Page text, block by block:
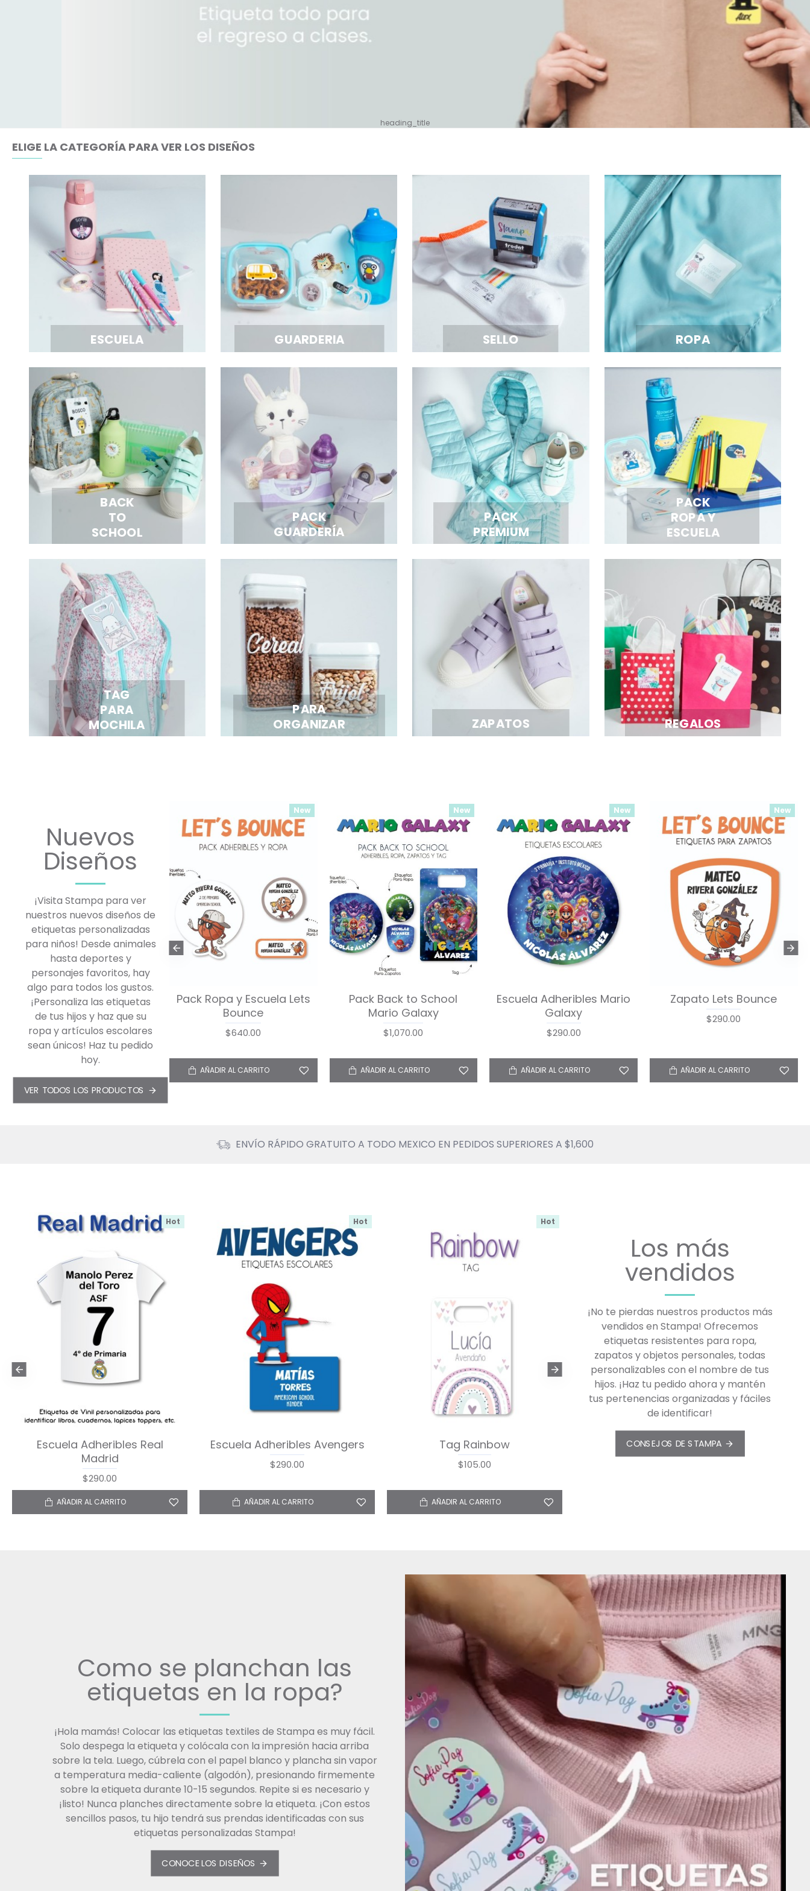
heading_title
ELIGE LA CATEGORÍA PARA VER LOS DISEÑOS
ESCUELA GUARDERIA SELLO ROPA
BACK
TO
SCHOOL
PACK
GUARDERÍA
PACK
PREMIUM
PACK
ROPA Y
ESCUELA
TAG
PARA
MOCHILA
PARA
ORGANIZAR
ZAPATOS REGALOS
Nuevos
Diseños
¡Visita Stampa para ver
nuestros nuevos diseños de
etiquetas personalizadas
para niños! Desde animales
hasta deportes y
personajes favoritos, hay
algo para todos los gustos.
¡Personaliza las etiquetas
de tus hijos y haz que su
ropa y artículos escolares
sean únicos! Haz tu pedido
hoy.
VER TODOS LOS PRODUCTOS
Pack Back to School
Mario Galaxy
$1,070.00
New
Escuela Adheribles Mario
Galaxy
$290.00
AÑADIR AL CARRITO
New
Zapato Lets Bounce
$290.00
AÑADIR AL CARRITO
New
Ropa STICK & GO Lets
Bounce
$420.00
AÑADIR AL CARRITO
New
Pack Premium Ropa,
Zapatos y Escuela Mario
Galaxy
AÑADIR AL CARRITO
ENVÍO RÁPIDO GRATUITO A TODO MEXICO EN PEDIDOS SUPERIORES A $1,600
Hot
Escuela Adheribles Once Upon
a Time
$290.00
AÑADIR AL CARRITO
Hot
Escuela Adheribles Cute Dog
$290.00
AÑADIR AL CARRITO
Hot
Escuela Adheribles Astronaut
$290.00
AÑADIR AL CARRITO
Tag Acuarela
Los más
vendidos
¡No te pierdas nuestros productos más
vendidos en Stampa! Ofrecemos
etiquetas resistentes para ropa,
zapatos y objetos personales, todas
personalizables con el nombre de tus
hijos. ¡Haz tu pedido ahora y mantén
tus pertenencias organizadas y fáciles
de identificar!
CONSEJOS DE STAMPA
Como se planchan las
etiquetas en la ropa?
¡Hola mamás! Colocar las etiquetas textiles de Stampa es muy fácil.
Solo despega la etiqueta y colócala con la impresión hacia arriba
sobre la tela. Luego, cúbrela con el papel blanco y plancha sin vapor
a temperatura media-caliente (algodón), presionando firmemente
sobre la etiqueta durante 10-15 segundos. Repite si es necesario y
¡listo! Nunca planches directamente sobre la etiqueta. ¡Con estos
sencillos pasos, tu hijo tendrá sus prendas identificadas con sus
etiquetas personalizadas Stampa!
CONOCE LOS DISEÑOS